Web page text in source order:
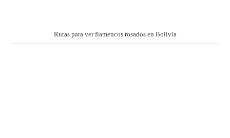
Rutas para ver flamencos rosados en Bolivia